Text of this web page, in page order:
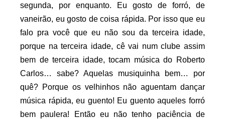
segunda, por enquanto. Eu gosto de forró, de
vaneirão, eu gosto de coisa rápida. Por isso que eu
falo pra você que eu não sou da terceira idade,
porque na terceira idade, cê vai num clube assim
bem de terceira idade, tocam música do Roberto
Carlos… sabe? Aquelas musiquinha bem… por
quê? Porque os velhinhos não aguentam dançar
música rápida, eu guento! Eu guento aqueles forró
bem paulera! Então eu não tenho paciência de